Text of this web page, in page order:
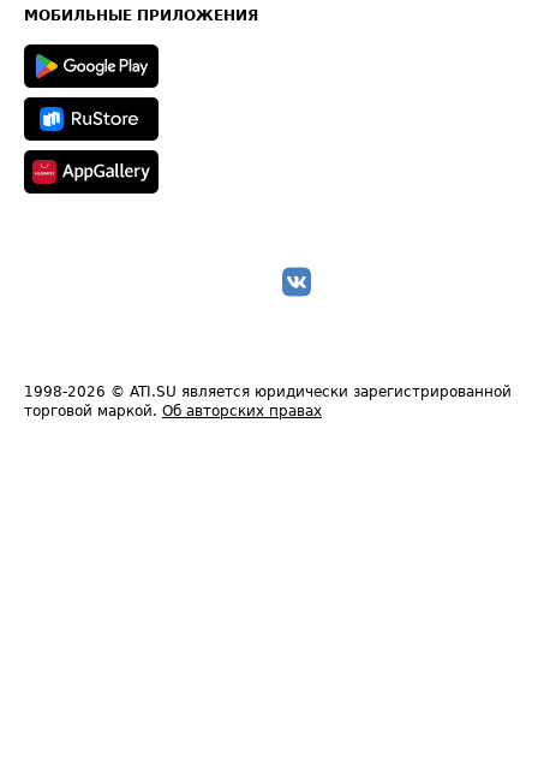
Техническая информация
МОБИЛЬНЫЕ ПРИЛОЖЕНИЯ
1998-2026 © ATI.SU является юридически зарегистрированной
торговой маркой. Об авторских правах